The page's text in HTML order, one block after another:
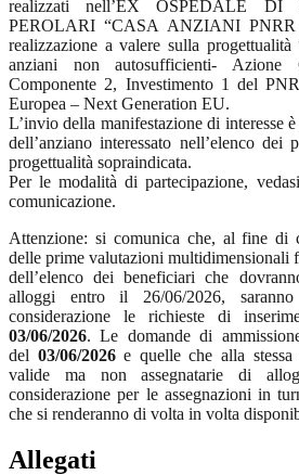
realizzati nell’EX OSPEDALE
PEROLARI “CASA ANZIANI
realizzazione a valere sulla
anziani non autosufficienti-
Componente 2, Investimento 1 del
Europea – Next Generation EU.
L’invio della manifestazione di interesse
dell’anziano interessato nell’elenco dei
progettualità sopraindicata.
Per le modalità di partecipazione,
comunicazione.
Attenzione: si comunica che, al fine di
delle prime valutazioni multidimensionali
dell’elenco dei beneficiari che
alloggi entro il 26/06/2026,
considerazione le richieste di
03/06/2026.Le domande di
del 03/06/2026e quelle che alla stessa
valide ma non assegnatarie di
considerazione per le assegnazioni in
che si renderanno di volta in volta
Allegati